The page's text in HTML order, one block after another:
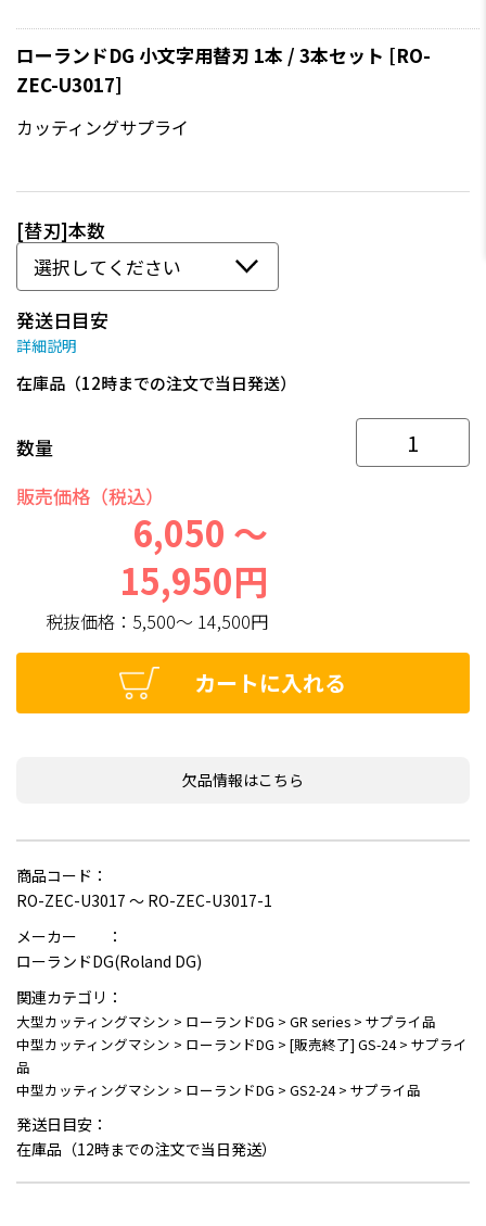
ローランドDG 小文字用替刃 1本 / 3本セット [RO-
ZEC-U3017]
カッティングサプライ
[替刃]本数
発送日目安
詳細説明
在庫品（12時までの注文で当日発送）
数量
販売価格（税込）
6,050 ～
15,950円
税抜価格： 5,500～ 14,500円
カートに入れる
欠品情報はこちら
商品コード：
RO-ZEC-U3017 ～ RO-ZEC-U3017-1
メーカー ：
ローランドDG(Roland DG)
関連カテゴリ：
大型カッティングマシン > ローランドDG > GR series > サプライ品
中型カッティングマシン > ローランドDG > [販売終了] GS-24> サプライ
品
中型カッティングマシン > ローランドDG > GS2-24> サプライ品
発送日目安：
在庫品（12時までの注文で当日発送）